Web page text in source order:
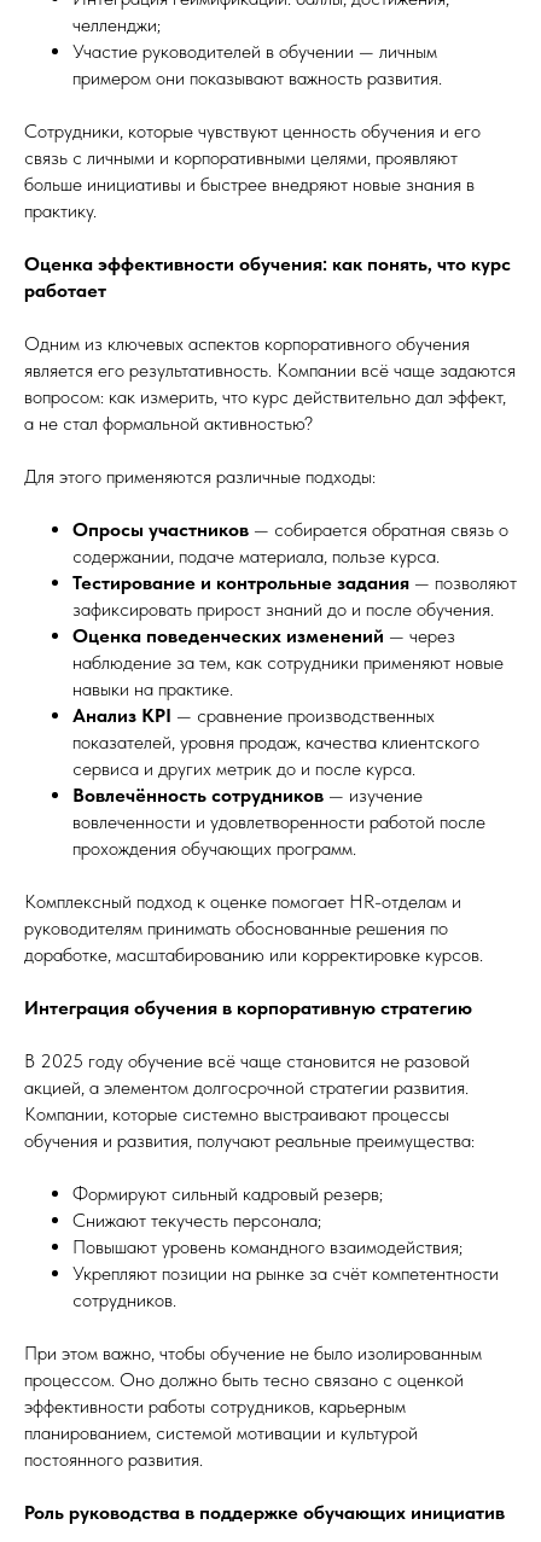
челленджи;
Участие руководителей в обучении — личным
примером они показывают важность развития.
Сотрудники, которые чувствуют ценность обучения и его
связь с личными и корпоративными целями, проявляют
больше инициативы и быстрее внедряют новые знания в
практику.
Оценка эффективности обучения: как понять, что курс
работает
Одним из ключевых аспектов корпоративного обучения
является его результативность. Компании всё чаще задаются
вопросом: как измерить, что курс действительно дал эффект,
а не стал формальной активностью?
Для этого применяются различные подходы:
Опросы участников — собирается обратная связь о
содержании, подаче материала, пользе курса.
Тестирование и контрольные задания — позволяют
зафиксировать прирост знаний до и после обучения.
Оценка поведенческих изменений — через
наблюдение за тем, как сотрудники применяют новые
навыки на практике.
Анализ KPI — сравнение производственных
показателей, уровня продаж, качества клиентского
сервиса и других метрик до и после курса.
Вовлечённость сотрудников — изучение
вовлеченности и удовлетворенности работой после
прохождения обучающих программ.
Комплексный подход к оценке помогает HR-отделам и
руководителям принимать обоснованные решения по
доработке, масштабированию или корректировке курсов.
Интеграция обучения в корпоративную стратегию
В 2025 году обучение всё чаще становится не разовой
акцией, а элементом долгосрочной стратегии развития.
Компании, которые системно выстраивают процессы
обучения и развития, получают реальные преимущества:
Формируют сильный кадровый резерв;
Снижают текучесть персонала;
Повышают уровень командного взаимодействия;
Укрепляют позиции на рынке за счёт компетентности
сотрудников.
При этом важно, чтобы обучение не было изолированным
процессом. Оно должно быть тесно связано с оценкой
эффективности работы сотрудников, карьерным
планированием, системой мотивации и культурой
постоянного развития.
Роль руководства в поддержке обучающих инициатив